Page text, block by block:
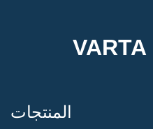
المنتجات